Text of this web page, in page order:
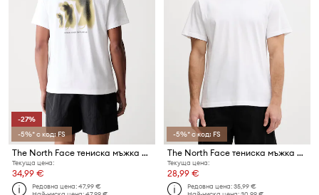
-27%
-5%* с код: FS
The North Face тениска мъжка от памук 1966 HALF DOME
Текуща цена:
34,99 €
Редовна цена:47,99 €
-5%* с код: FS
The North Face тениска мъжка от памук ZUMU
Текуща цена:
28,99 €
Редовна цена:35,99 €